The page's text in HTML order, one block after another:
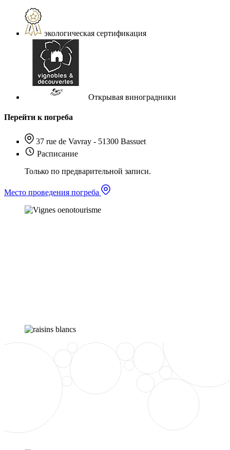
экологическая сертификация
Открывая виноградники
Перейти к погреба
37 rue de Vavray - 51300 Bassuet
Расписание
Только по предварительной записи.
Место проведения погреба